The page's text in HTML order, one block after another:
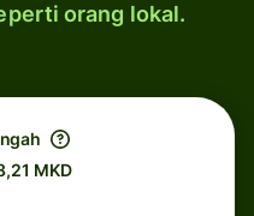
orang lokal.
MKD